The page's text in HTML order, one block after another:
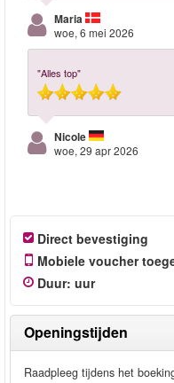
Maria
woe, 6 mei 2026
"Alles top"
Nicole
woe, 29 apr 2026
Direct bevestiging
Mobiele voucher
Duur: uur
Openingstijden
Raadpleeg tijdens het